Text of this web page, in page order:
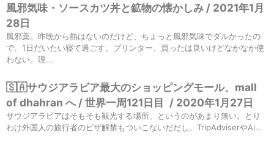
風邪気味・ソースカツ丼と鉱物の懐かしみ / 2021年1月
28日
風邪薬。昨晩から熱はないのだけど、ちょっと風邪気味でダルかったの
で、1日だいたい寝て過ごす。プリンター、買ったは良いけどなかなか使
わない。理...
🇸🇦サウジアラビア最大のショッピングモール、mall
of dhahran へ / 世界一周121日目
/ 2020年1月27日
サウジアラビアはそもそも観光する場所、というのがあまり無い。とり
わけ外国人の旅行者のビザ解禁もついこないだだし、TripAdviserやAi...